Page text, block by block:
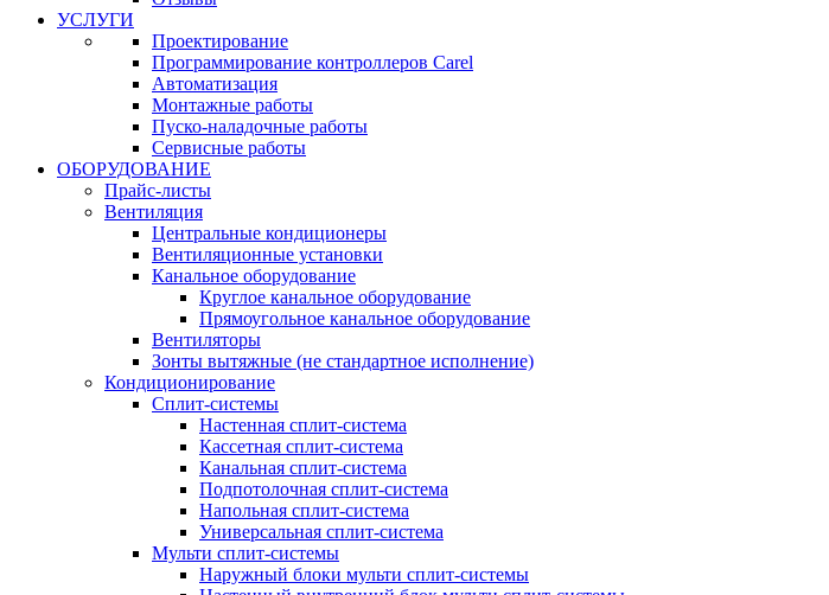
УСЛУГИ
Проектирование
Программирование контроллеров Carel
Автоматизация
Монтажные работы
Пуско-наладочные работы
Сервисные работы
ОБОРУДОВАНИЕ
Прайс-листы
Вентиляция
Центральные кондиционеры
Вентиляционные установки
Канальное оборудование
Круглое канальное оборудование
Прямоугольное канальное оборудование
Вентиляторы
Зонты вытяжные (не стандартное исполнение)
Кондиционирование
Сплит-системы
Настенная сплит-система
Кассетная сплит-система
Канальная сплит-система
Подпотолочная сплит-система
Напольная сплит-система
Универсальная сплит-система
Мульти сплит-системы
Наружный блоки мульти сплит-системы